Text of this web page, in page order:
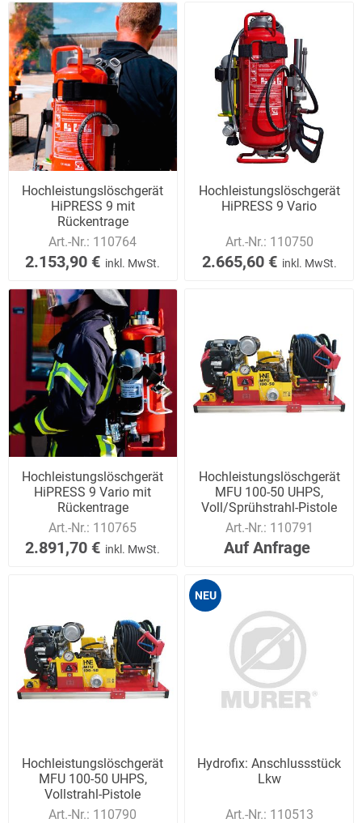
Hochleistungslöschgerät
HiPRESS 9 mit
Rückentrage
Art.-Nr.: 110764
2.153,90 € inkl. MwSt.
Hochleistungslöschgerät
HiPRESS 9 Vario
Art.-Nr.: 110750
2.665,60 € inkl. MwSt.
Hochleistungslöschgerät
HiPRESS 9 Vario mit
Rückentrage
Art.-Nr.: 110765
2.891,70 € inkl. MwSt.
Hochleistungslöschgerät
MFU 100-50 UHPS,
Voll/Sprühstrahl-Pistole
Art.-Nr.: 110791
Auf Anfrage
Hochleistungslöschgerät
MFU 100-50 UHPS,
Vollstrahl-Pistole
Art.-Nr.: 110790
NEU
Hydrofix: Anschlussstück
Lkw
Art.-Nr.: 110513